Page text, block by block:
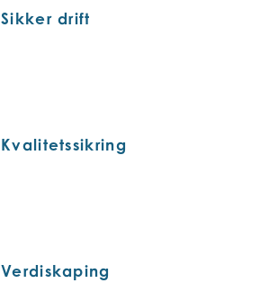
Sikker drift
Kvalitetssikring
Verdiskaping